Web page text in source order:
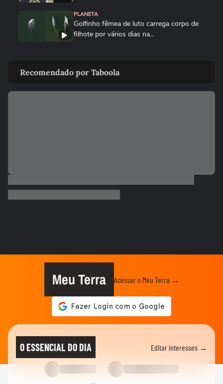
PLANETA
Golfinho fêmea de luto carrega corpo de
filhote por vários dias na...
explode e lança homem contra...
FUTEBOL
chamas após ataques em Ormuz
Lula diz que não é ‘louco’ de brigar com
China e EUA: ‘Quero...
No Japão, Zico tranquiliza fãs após
terremoto de grandes...
Lula critica sistema de saúde dos EUA ao
Recomendado por Taboola
Meu Terra Acessar o Meu Terra →
O ESSENCIAL DO DIA Editar interesses →